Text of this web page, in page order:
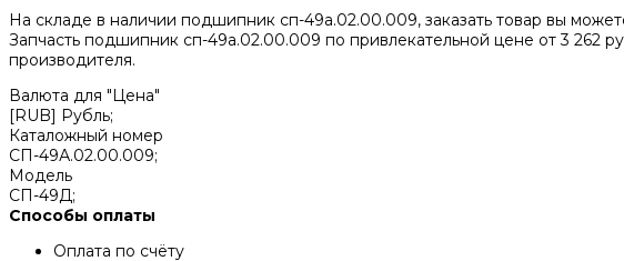
На складе в наличии подшипник сп-49а.02.00.009, заказать товар вы
Запчасть подшипник сп-49а.02.00.009 по привлекательной цене от3 262
производителя.
Валюта для "Цена"
[RUB] Рубль;
Каталожный номер
СП-49А.02.00.009;
Модель
СП-49Д;
Способы оплаты
Оплата по счёту